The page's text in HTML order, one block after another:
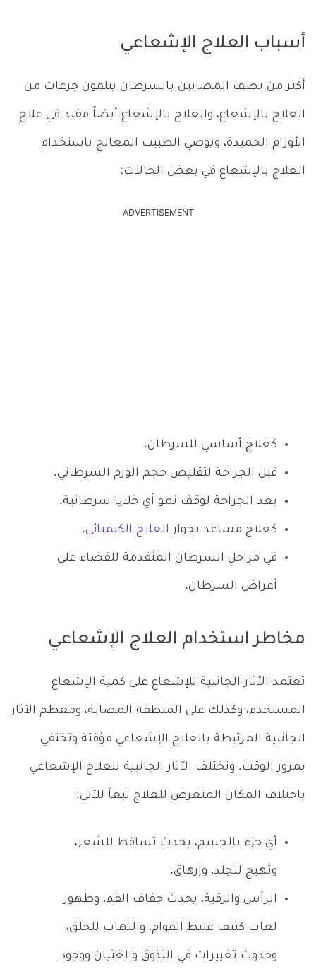
أسباب العلاج الإشعاعي
أكثر من نصف المصابين بالسرطان يتلقون جرعات من
العلاج بالإشعاع، والعلاج بالإشعاع أيضاً مفيد في علاج
الأورام الحميدة، ويوصي الطبيب المعالج باستخدام
العلاج بالإشعاع في بعض الحالات:
ADVERTISEMENT
كعلاج أساسي للسرطان.
قبل الجراحة لتقليص حجم الورم السرطاني.
بعد الجراحة لوقف نمو أي خلايا سرطانية.
كعلاج مساعد بجوار العلاج الكيميائي.
في مراحل السرطان المتقدمة للقضاء على
أعراض السرطان.
مخاطر استخدام العلاج الإشعاعي
تعتمد الآثار الجانبية للإشعاع على كمية الإشعاع
المستخدم، وكذلك على المنطقة المصابة، ومعظم الآثار
الجانبية المرتبطة بالعلاج الإشعاعي مؤقتة وتختفي
بمرور الوقت. وتختلف الآثار الجانبية للعلاج الإشعاعي
باختلاف المكان المتعرض للعلاج تبعاً للآتي:
أي جزء بالجسم، يحدث تساقط للشعر،
وتهيج للجلد، وإرهاق.
الرأس والرقبة، يحدث جفاف الفم، وظهور
لعاب كثيف غليظ القوام، والتهاب للحلق،
وحدوث تغييرات في التذوق والغثيان ووجود